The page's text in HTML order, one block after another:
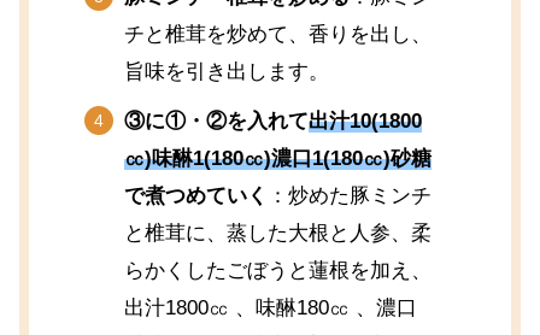
チと椎茸を炒めて、香りを出し、
旨味を引き出します。
③に①・②を入れて出汁10(1800
㏄)味醂1(180㏄)濃口1(180㏄)砂糖
で煮つめていく
：炒めた豚ミンチ
と椎茸に、蒸した大根と人参、柔
らかくしたごぼうと蓮根を加え、
出汁1800㏄ 、味醂180㏄ 、濃口